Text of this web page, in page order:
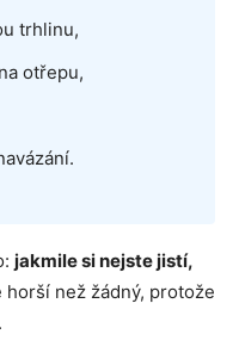
trhlinu,
otřepu,
jakmile si nejste jistí,
horší než žádný, protože